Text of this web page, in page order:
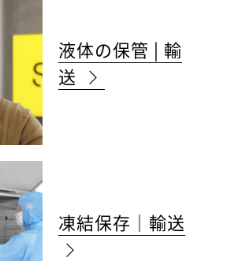
液体の保管 | 輸
送
凍結保存｜輸送